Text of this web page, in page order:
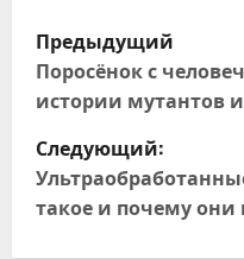
Н
а
в
и
г
Предыдущий
Поросёнок с
истории мутантов
Следующий:
такое и почему